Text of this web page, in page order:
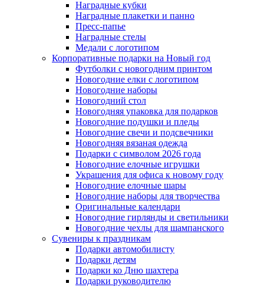
Наградные кубки
Наградные плакетки и панно
Пресс-папье
Наградные стелы
Медали с логотипом
Корпоративные подарки на Новый год
Футболки с новогодним принтом
Новогодние елки с логотипом
Новогодние наборы
Новогодний стол
Новогодняя упаковка для подарков
Новогодние подушки и пледы
Новогодние свечи и подсвечники
Новогодняя вязаная одежда
Подарки с символом 2026 года
Новогодние елочные игрушки
Украшения для офиса к новому году
Новогодние елочные шары
Новогодние наборы для творчества
Оригинальные календари
Новогодние гирлянды и светильники
Новогодние чехлы для шампанского
Сувениры к праздникам
Подарки автомобилисту
Подарки детям
Подарки ко Дню шахтера
Подарки руководителю